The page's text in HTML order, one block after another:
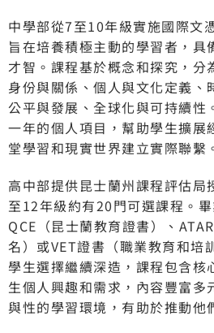
中學部從7至10年級實施國際文
旨在培養積極主動的學習者，具
才智。課程基於概念和探究，分
身份與關係、個人與文化定義、
公平與發展、全球化與可持續性
一年的個人項目，幫助學生擴展
堂學習和現實世界建立實際聯繫
高中部提供昆士蘭州課程評估局
至12年級約有20門可選課程。
QCE（昆士蘭教育證書）、
名）或VET證書（職業教育和培
學生選擇繼續深造，課程包含核
生個人興趣和需求，內容豐富多
與性的學習環境，有助於推動他